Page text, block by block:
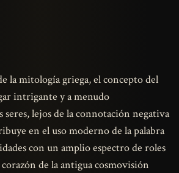
la mitología griega, el concepto del
intrigante y a menudo
lejos de la connotación negativa
en el uso moderno de la palabra
con un amplio espectro de roles
de la antigua cosmovisión